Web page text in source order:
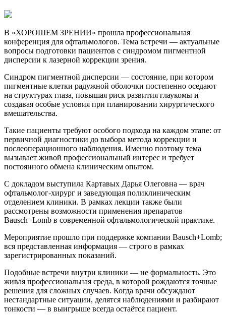
В «ХОРОШЕМ ЗРЕНИИ» прошла профессиональная
конференция для офтальмологов. Тема встречи — актуальные
вопросы подготовки пациентов с синдромом пигментной
дисперсии к лазерной коррекции зрения.
Синдром пигментной дисперсии — состояние, при котором
пигментные клетки радужной оболочки постепенно оседают
на структурах глаза, повышая риск развития глаукомы и
создавая особые условия при планировании хирургического
вмешательства.
Такие пациенты требуют особого подхода на каждом этапе: от
первичной диагностики до выбора метода коррекции и
послеоперационного наблюдения. Именно поэтому тема
вызывает живой профессиональный интерес и требует
постоянного обмена клиническим опытом.
С докладом выступила Картавых Дарья Олеговна — врач
офтальмолог-хирург и заведующая поликлиническим
отделением клиники. В рамках лекции также были
рассмотрены возможности применения препаратов
Bausch+Lomb в современной офтальмологической практике.
Мероприятие прошло при поддержке компании Bausch+Lomb;
вся представленная информация — строго в рамках
зарегистрированных показаний.
Подобные встречи внутри клиники — не формальность. Это
живая профессиональная среда, в которой рождаются точные
решения для сложных случаев. Когда врачи обсуждают
нестандартные ситуации, делятся наблюдениями и разбирают
тонкости — в выигрыше всегда остаётся пациент.